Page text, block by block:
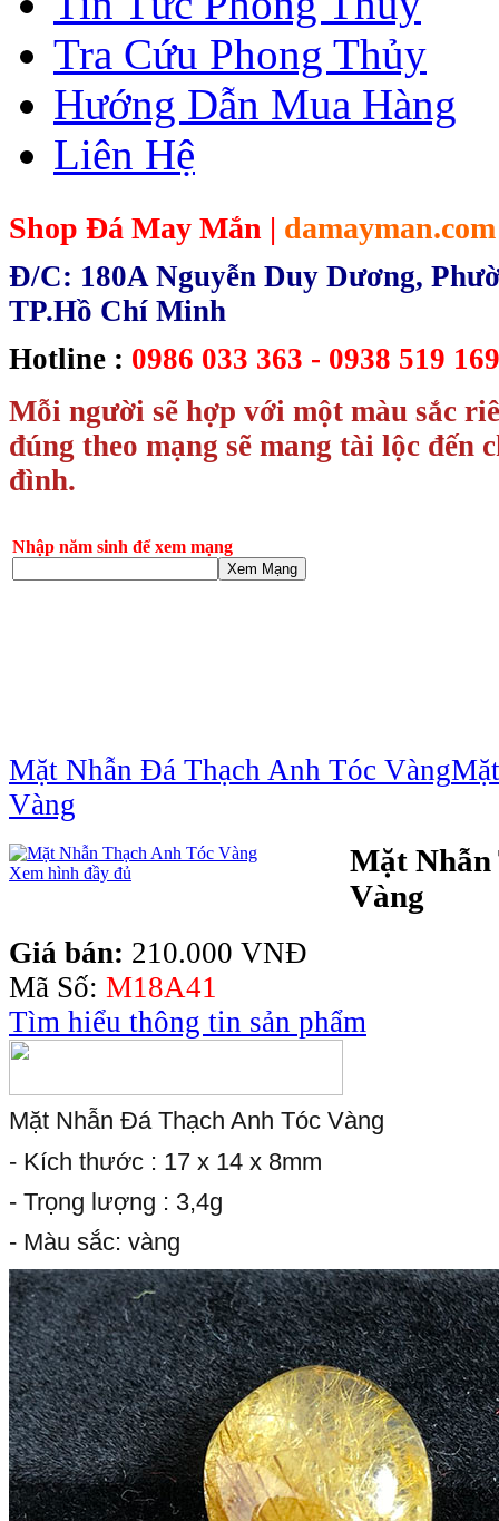
Tra Cứu Phong Thủy
Hướng Dẫn Mua Hàng
Liên Hệ
Shop Đá May Mắn | damayman.com
Đ/C: 180A Nguyễn Duy Dương,
TP.Hồ Chí Minh
Hotline : 0986 033 363 - 0938 519
Mỗi người sẽ hợp với một màu sắc
đúng theo mạng sẽ mang tài lộc đến
đình.
Nhập năm sinh để xem mạng
Xem Mạng
Mặt Nhẫn Đá Thạch Anh Tóc Vàng
Vàng
Xem hình đầy đủ
Mặt Nhẫn
Vàng
Giá bán: 210.000 VNĐ
Mã Số: M18A41
Tìm hiểu thông tin sản phẩm
Mặt Nhẫn Đá Thạch Anh Tóc Vàng
- Kích thước : 17 x 14 x 8mm
- Trọng lượng : 3,4g
- Màu sắc: vàng